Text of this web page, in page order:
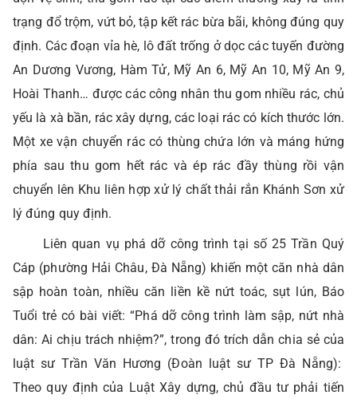
trạng đổ trộm, vứt bỏ, tập kết rác bừa bãi, không đúng quy
định. Các đoạn vỉa hè, lô đất trống ở dọc các tuyến đường
An Dương Vương, Hàm Tử, Mỹ An 6, Mỹ An 10, Mỹ An 9,
Hoài Thanh… được các công nhân thu gom nhiều rác, chủ
yếu là xà bần, rác xây dựng, các loại rác có kích thước lớn.
Một xe vận chuyển rác có thùng chứa lớn và máng hứng
phía sau thu gom hết rác và ép rác đầy thùng rồi vận
chuyển lên Khu liên hợp xử lý chất thải rắn Khánh Sơn xử
lý đúng quy định.
Liên quan vụ phá dỡ công trình tại số 25 Trần Quý
Cáp (phường Hải Châu, Đà Nẵng) khiến một căn nhà dân
sập hoàn toàn, nhiều căn liền kề nứt toác, sụt lún, Báo
Tuổi trẻ có bài viết: “Phá dỡ công trình làm sập, nứt nhà
dân: Ai chịu trách nhiệm?”, trong đó trích dẫn chia sẻ của
luật sư Trần Văn Hương (Đoàn luật sư TP Đà Nẵng):
Theo quy định của Luật Xây dựng, chủ đầu tư phải tiến